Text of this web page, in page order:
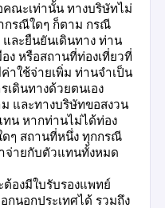
ณะเท่านั้น ทางบริษัทไม่
กรณีใดๆ ก็ตาม กรณี
และยืนยันเดินทาง ท่าน
ง หรือสถานที่ท่องเที่ยวที่
าใช้จ่ายเพิ่ม ท่านจำเป็น
เดินทางด้วยตนเอง
และทางบริษัทขอสงวน
น หากท่านไม่ได้ท่อง
ดๆ สถานที่หนึ่ง ทุกกรณี
จ่ายกับตัวแทนทั้งหมด
ต้องมีใบรับรองแพทย์
กนอกประเทศได้ รวมถึง